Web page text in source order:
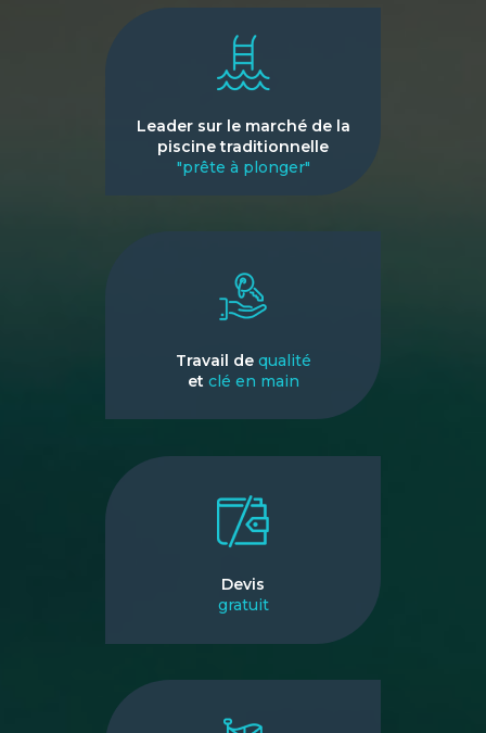
Leader sur le marché de la
piscine traditionnelle
"prête à plonger"
Travail de qualité
et clé en main
Devis
gratuit